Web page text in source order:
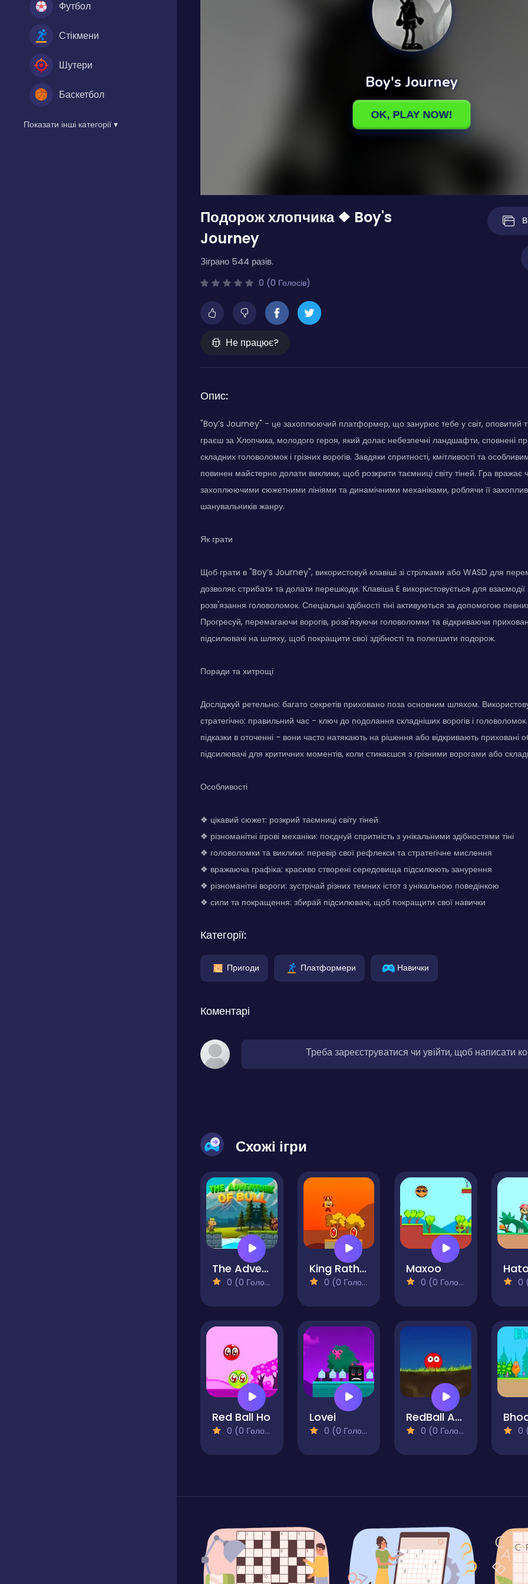
Футбол
Стікмени
Шутери
Баскетбол
Показати інші категорії ▾
Подорож хлопчика ❖ Boy's
Journey
Зіграно 544 разів.
0 (0 Голосів)
Не працює?
Опис:
"Boy’s Journey" - це захоплюючий платформер, що занурює тебе у світ, оповитий
граєш за Хлопчика, молодого героя, який долає небезпечні ландшафти, сповнені
складних головоломок і грізних ворогів. Завдяки спритності, кмітливості та
повинен майстерно долати виклики, щоб розкрити таємниці світу тіней. Гра
захоплюючими сюжетними лініями та динамічними механіками, роблячи її
шанувальників жанру.
Як грати
Щоб грати в "Boy’s Journey", використовуй клавіші зі стрілками або WASD для
дозволяє стрибати та долати перешкоди. Клавіша E використовується для
розв'язання головоломок. Спеціальні здібності тіні активуються за допомогою
Прогресуй, перемагаючи ворогів, розв'язуючи головоломки та відкриваючи
підсилювачі на шляху, щоб покращити свої здібності та полегшити подорож.
Поради та хитрощі
Досліджуй ретельно: багато секретів приховано поза основним шляхом. Використовуй
стратегічно: правильний час - ключ до подолання складніших ворогів і
підказки в оточенні - вони часто натякають на рішення або відкривають приховані
підсилювачі для критичних моментів, коли стикаєшся з грізними ворогами або
Особливості
❖ цікавий сюжет: розкрий таємниці світу тіней
❖ різноманітні ігрові механіки: поєднуй спритність з унікальними здібностями тіні
❖ головоломки та виклики: перевір свої рефлекси та стратегічне мислення
❖ вражаюча графіка: красиво створені середовища підсилюють занурення
❖ різноманітні вороги: зустрічай різних темних істот з унікальною поведінкою
❖ сили та покращення: збирай підсилювачі, щоб покращити свої навички
Категорії:
Пригоди Платформери Навички
Коментарі
Треба зареєструватися чи увійти, щоб написати
Схожі ігри
The Adventure of Bull
0 (0 Голосів)
King Rathor 2
0 (0 Голосів)
Maxoo
0 (0 Голосів) 0
Red Ball Ho
0 (0 Голосів)
Lovei
0 (0 Голосів)
RedBall Adventure
0 (0 Голосів) 0